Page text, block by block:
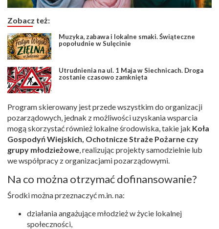
Zobacz też:
Muzyka, zabawa i lokalne smaki. Świąteczne
popołudnie w Sulęcinie
Utrudnienia na ul. 1 Maja w Siechnicach. Droga
zostanie czasowo zamknięta
Program skierowany jest przede wszystkim do organizacji
pozarządowych, jednak z możliwości uzyskania wsparcia
mogą skorzystać również lokalne środowiska, takie jak Koła
Gospodyń Wiejskich, Ochotnicze Straże Pożarne czy
grupy młodzieżowe, realizując projekty samodzielnie lub
we współpracy z organizacjami pozarządowymi.
Na co można otrzymać dofinansowanie?
Środki można przeznaczyć m.in. na:
działania angażujące młodzież w życie lokalnej
społeczności,